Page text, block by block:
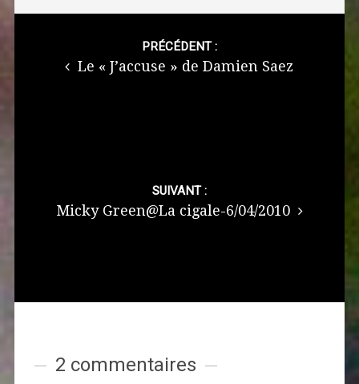
PRÉCÉDENT :
Le « J’accuse » de Damien Saez
SUIVANT :
Micky Green@La cigale-6/04/2010
2 commentaires